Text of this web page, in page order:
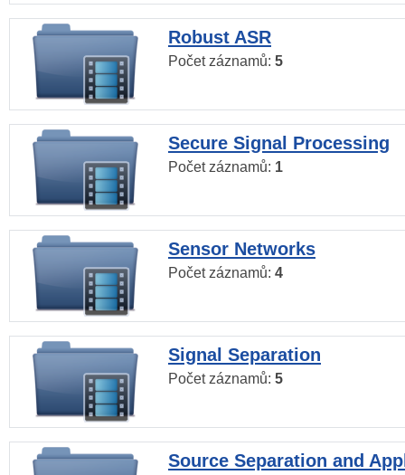
Robust ASR
Počet záznamů: 5
Secure Signal Processing
Počet záznamů: 1
Sensor Networks
Počet záznamů: 4
Signal Separation
Počet záznamů: 5
Source Separation and